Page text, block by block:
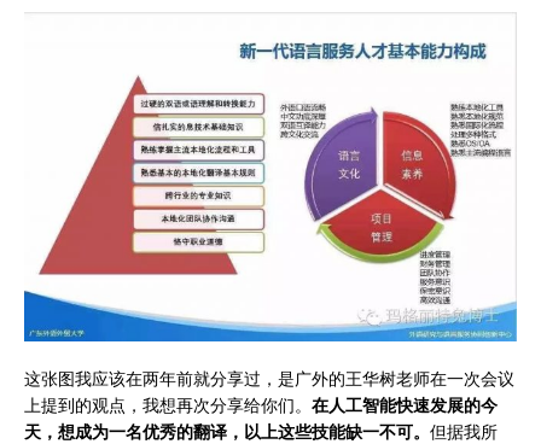
这张图我应该在两年前就分享过，是广外的王华树老师在一次会议
上提到的观点，我想再次分享给你们。 在人工智能快速发展的今
天，想成为一名优秀的翻译，以上这些技能缺一不可。 但据我所